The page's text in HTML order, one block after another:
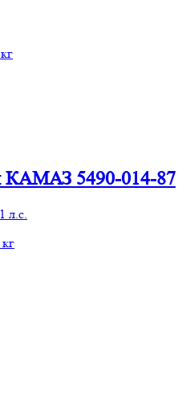
КАМАЗ 5490-014-87
л.с.